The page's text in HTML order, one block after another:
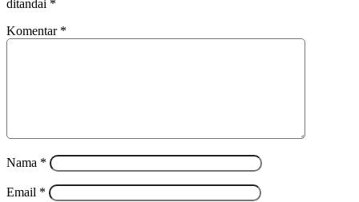
ditandai *
Komentar *
Nama *
Email *